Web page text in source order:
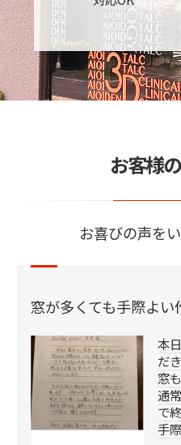
お客様
お喜びの声を
窓が多くても手際よい
本
だ
窓
通
で
手